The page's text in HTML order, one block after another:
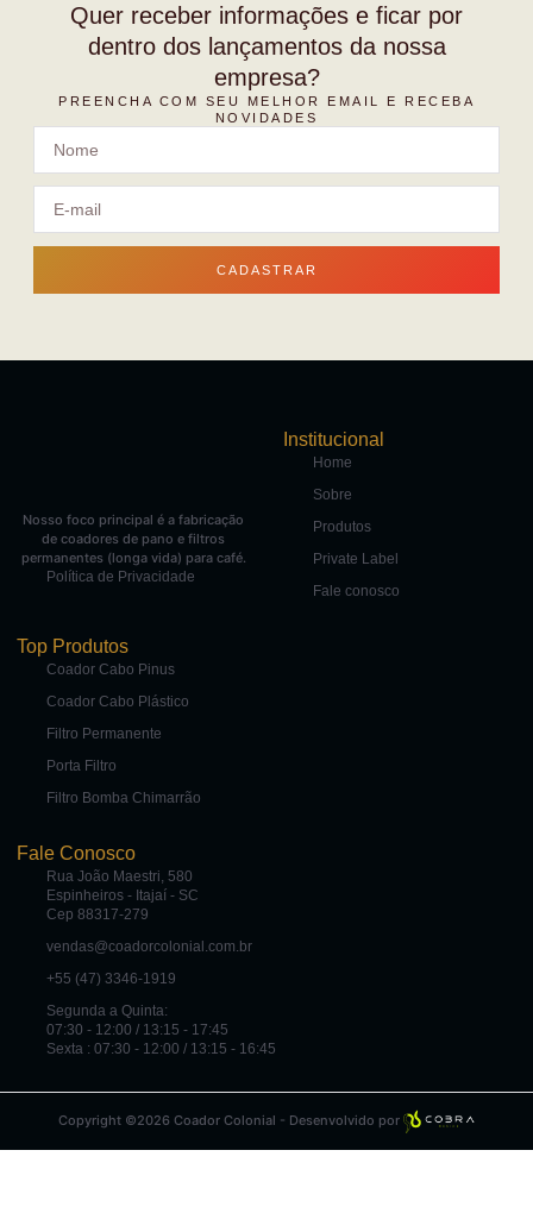
Quer receber informações e ficar por
dentro dos lançamentos da nossa
empresa?
PREENCHA COM SEU MELHOR EMAIL E RECEBA
NOVIDADES
CADASTRAR
Nosso foco principal é a fabricação
de coadores de pano e filtros
permanentes (longa vida) para café.
Política de Privacidade
Institucional
Home
Sobre
Produtos
Private Label
Fale conosco
Top Produtos
Coador Cabo Pinus
Coador Cabo Plástico
Filtro Permanente
Porta Filtro
Filtro Bomba Chimarrão
Fale Conosco
Rua João Maestri, 580
Espinheiros - Itajaí - SC
Cep 88317-279
vendas@coadorcolonial.com.br
+55 (47) 3346-1919
Segunda a Quinta:
07:30 - 12:00 / 13:15 - 17:45
Sexta : 07:30 - 12:00 / 13:15 - 16:45
Copyright ©2026 Coador Colonial - Desenvolvido por